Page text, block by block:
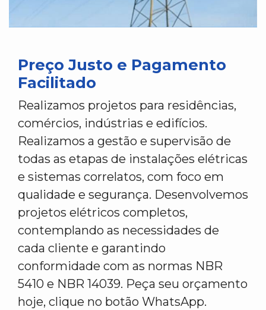
Preço Justo e Pagamento
Facilitado
Realizamos projetos para residências,
comércios, indústrias e edifícios.
Realizamos a gestão e supervisão de
todas as etapas de instalações elétricas
e sistemas correlatos, com foco em
qualidade e segurança. Desenvolvemos
projetos elétricos completos,
contemplando as necessidades de
cada cliente e garantindo
conformidade com as normas NBR
5410 e NBR 14039. Peça seu orçamento
hoje, clique no botão WhatsApp.